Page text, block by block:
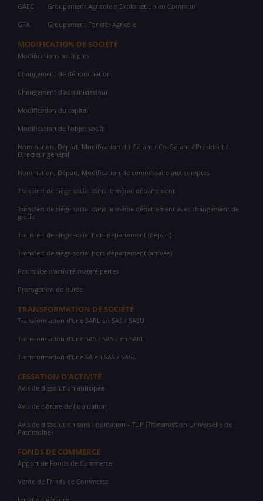
GAEC Groupement Agricole d'Exploitation en Commun
GFA Groupement Foncier Agricole
MODIFICATION DE SOCIÉTÉ
Modifications multiples
Changement de dénomination
Changement d'administrateur
Modification du capital
Modification de l'objet social
Nomination, Départ, Modification du Gérant / Co-Gérant / Président /
Directeur général
Nomination, Départ, Modification de commissaire aux comptes
Transfert de siège social dans le même département
Transfert de siège social dans le même département avec changement de
greffe
Transfert de siège social hors département (départ)
Transfert de siège social hors département (arrivée)
Poursuite d'activité malgré pertes
Prorogation de durée
TRANSFORMATION DE SOCIÉTÉ
Transformation d'une SARL en SAS / SASU
Transformation d'une SAS / SASU en SARL
Transformation d'une SA en SAS / SASU
CESSATION D'ACTIVITÉ
Avis de dissolution anticipée
Avis de clôture de liquidation
Avis de dissolution sans liquidation - TUP (Transmission Universelle de
Patrimoine)
FONDS DE COMMERCE
Apport de Fonds de Commerce
Vente de Fonds de Commerce